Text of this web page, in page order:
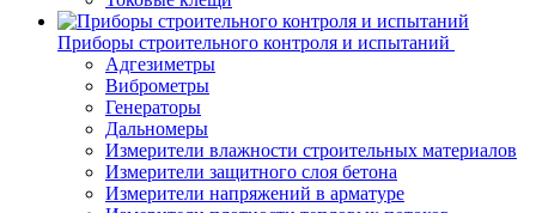
Приборы строительного контроля и испытаний
Адгезиметры
Виброметры
Генераторы
Дальномеры
Измерители влажности строительных материалов
Измерители защитного слоя бетона
Измерители напряжений в арматуре